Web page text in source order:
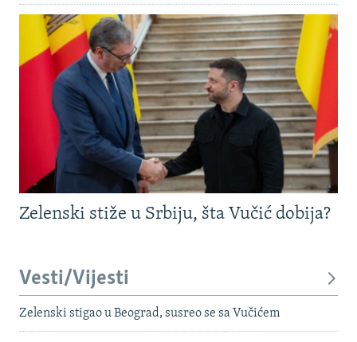
Zelenski stiže u Srbiju, šta Vučić dobija?
Vesti/Vijesti
Zelenski stigao u Beograd, susreo se sa Vučićem